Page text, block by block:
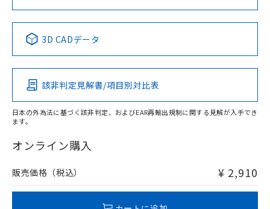
Pb Hg Cd Cr(VI)
O
在庫等で未対応品が混在する可能性があります。
問い合わせください。
3D CADデータ
該非判定見解書/項目別対比表
日本の外為法に基づく該非判定、およびEAR再輸出規制に関する見解が入手でき
ます。
オンライン購入
販売価格（税込） ¥ 2,910